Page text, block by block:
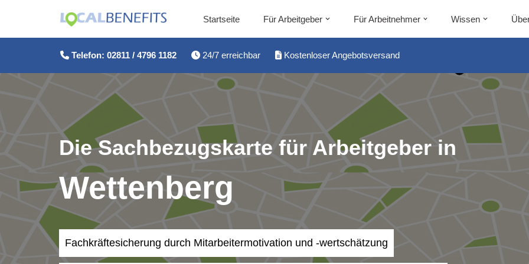
Startseite Für Arbeitgeber Für Arbeitnehmer Wissen
Telefon: 02811 / 4796 1182 24/7 erreichbar Kostenloser Angebotsversand
Die Sachbezugskarte für Arbeitgeber in
Wettenberg
Fachkräftesicherung durch Mitarbeitermotivation und -wertschätzung